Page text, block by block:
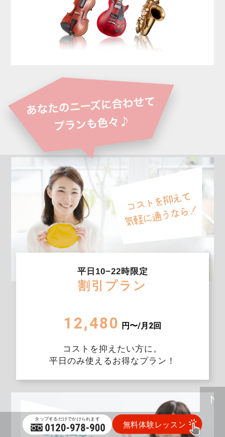
平日10−22時限定
割引プラン
12,480 円〜/月2回
コストを抑えたい方に。
平日のみ使えるお得なプラン！